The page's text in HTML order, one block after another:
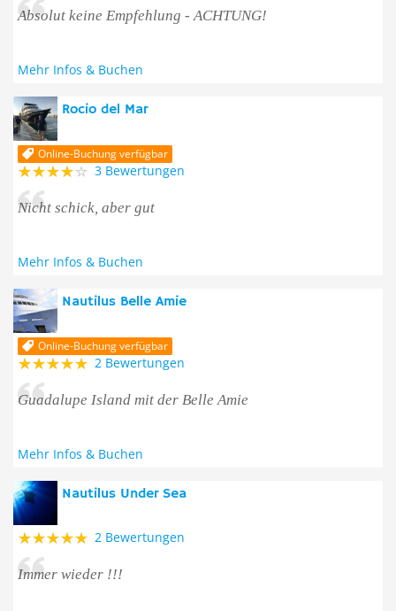
Absolut keine Empfehlung - ACHTUNG!
Mehr Infos & Buchen
Rocio del Mar
Online-Buchung verfügbar
3 Bewertungen
Nicht schick, aber gut
Mehr Infos & Buchen
Nautilus Belle Amie
Online-Buchung verfügbar
2 Bewertungen
Guadalupe Island mit der Belle Amie
Mehr Infos & Buchen
Nautilus Under Sea
2 Bewertungen
Immer wieder !!!